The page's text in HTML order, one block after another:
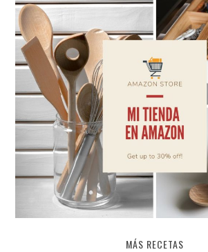
MÁS RECETAS